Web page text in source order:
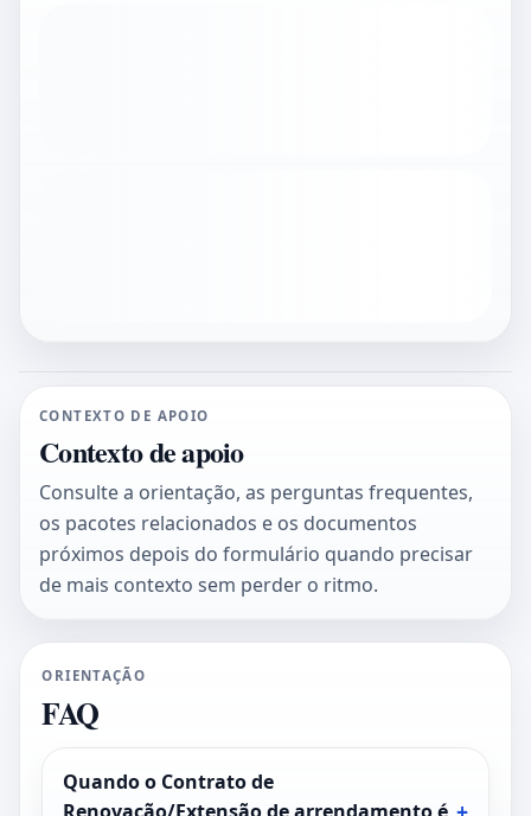
CONTEXTO DE APOIO
Contexto de apoio
Consulte a orientação, as perguntas frequentes,
os pacotes relacionados e os documentos
próximos depois do formulário quando precisar
de mais contexto sem perder o ritmo.
ORIENTAÇÃO
FAQ
Quando o Contrato de